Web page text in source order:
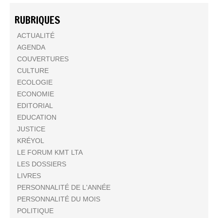
RUBRIQUES
ACTUALITÉ
AGENDA
COUVERTURES
CULTURE
ECOLOGIE
ECONOMIE
EDITORIAL
EDUCATION
JUSTICE
KRÉYOL
LE FORUM KMT LTA
LES DOSSIERS
LIVRES
PERSONNALITÉ DE L'ANNÉE
PERSONNALITÉ DU MOIS
POLITIQUE